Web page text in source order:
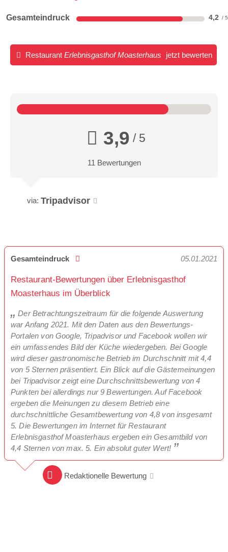
Gesamteindruck 4,2
Restaurant Erlebnisgasthof Moasterhaus jetzt bewerten
3,9 / 5
11 Bewertungen
via: Tripadvisor
Gesamteindruck 05.01.2021
Restaurant-Bewertungen über Erlebnisgasthof
Moasterhaus im Überblick
Der Betrachtungszeitraum für die folgende Auswertung
war Anfang 2021. Mit den Daten aus den Bewertungs-
Portalen von Google, Tripadvisor und Facebook wollen wir
ein umfassendes Bild der Küche wiedergeben. Bei Google
wird dieser gastronomische Betrieb im Durchschnitt mit 4,4
von 5 Sternen präsentiert. Ein Blick auf die Gästemeinungen
bei Tripadvisor zeigt eine Durchschnittsbewertung von 4
Punkten bei allerdings nur 9 Bewertungen. Auf Facebook
ergeben die Meinungen zu diesem Betrieb eine
durchschnittliche Gesamtbewertung von 4,8 von insgesamt
5. Die Bewertungen im Internet für Restaurant
Erlebnisgasthof Moasterhaus ergeben ein Gesamtbild von
4,4 Sternen von max. 5. Ein absolut guter Wert!
Redaktionelle Bewertung